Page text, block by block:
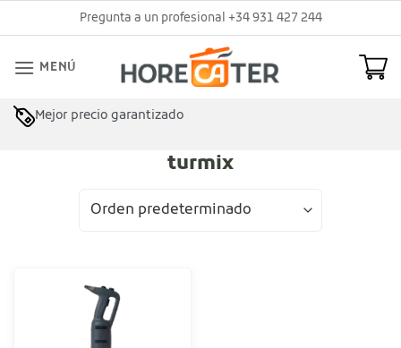
al
Pregunta a un profesional +34 931 427 244
MENÚ
Mejor precio garantizado
turmix